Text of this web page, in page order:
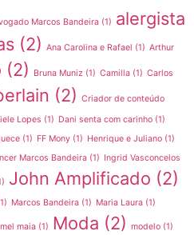
Marcos Bandeira (1) alergista
(2) Ana Carolina e Rafael (1) Arthur
(2) Bruna Muniz (1) Camilla (1) Carlos
(2) Criador de conteúdo
Lopes (1) Dani senta com carinho (1)
(1) FF Mony (1) Henrique e Juliano (1)
Marcos Bandeira (1) Ingrid Vasconcelos
John Amplificado (2)
Marcos Bandeira (1) Maria Laura (1)
mel maia (1) Moda (2) modelo (1)